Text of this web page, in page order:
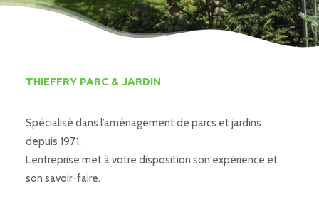
THIEFFRY PARC & JARDIN
Spécialisé dans l’aménagement de parcs et jardins
depuis 1971.
L’entreprise met à votre disposition son expérience et
son savoir-faire.